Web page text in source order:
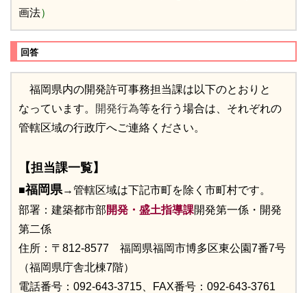
画法）
回答
福岡県内の開発許可事務担当課は以下のとおりと
なっています。
開発行為等を行う場合は、それぞれの
管轄区域の行政庁へご連絡ください。
【担当課一覧】
■福岡県→管轄区域は下記市町を除く市町村です。
部署：建築都市部開発・盛土指導課開発第一係・開発
第二係
住所：〒812-8577 福岡県福岡市博多区東公園7番7号
（福岡県庁舎北棟7階）
電話番号：092-643-3715、FAX番号：092-643-3761